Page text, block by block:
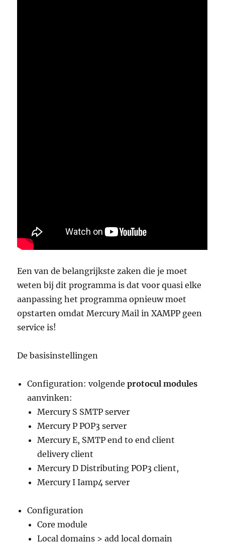
Een van de belangrijkste zaken die je moet
weten bij dit programma is dat voor quasi elke
aanpassing het programma opnieuw moet
opstarten omdat Mercury Mail in XAMPP geen
service is!
De basisinstellingen
Configuration: volgendeprotocul modules
aanvinken:
Mercury S SMTP server
Mercury P POP3 server
Mercury E, SMTP end to end client
delivery client
Mercury D Distributing POP3 client,
Mercury I Iamp4 server
Configuration
Core module
Local domains > add local domain